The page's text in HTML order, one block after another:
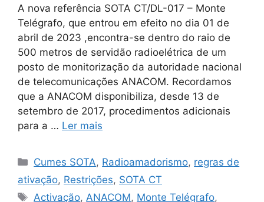
A nova referência SOTA CT/DL-017 – Monte
Telégrafo, que entrou em efeito no dia 01 de
abril de 2023 ,encontra-se dentro do raio de
500 metros de servidão radioelétrica de um
posto de monitorização da autoridade nacional
de telecomunicações ANACOM. Recordamos
que a ANACOM disponibiliza, desde 13 de
setembro de 2017, procedimentos adicionais
para a … Ler mais
Categorias
Cumes SOTA, Radioamadorismo, regras de
ativação, Restrições, SOTA CT
Etiquetas
Activação, ANACOM, Monte Telégrafo,